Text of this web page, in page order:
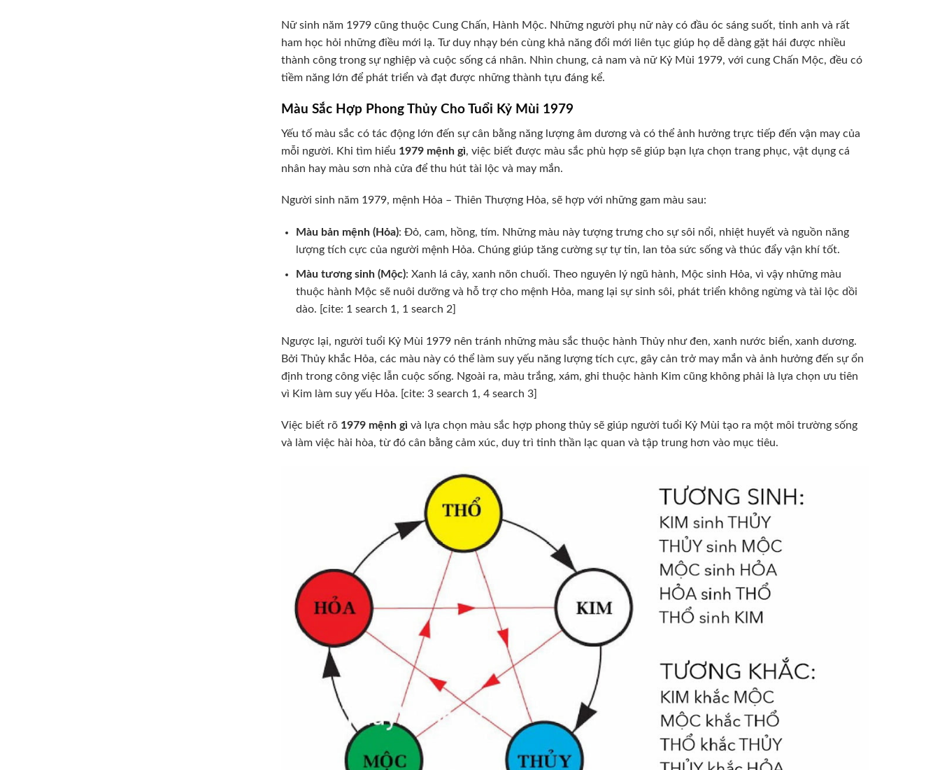
Nữ sinh năm 1979 cũng thuộc Cung Chấn, Hành Mộc. Những người phụ nữ này có đầu óc sáng suốt, tinh anh và rất
ham học hỏi những điều mới lạ. Tư duy nhạy bén cùng khả năng đổi mới liên tục giúp họ dễ dàng gặt hái được nhiều
thành công trong sự nghiệp và cuộc sống cá nhân. Nhìn chung, cả nam và nữ Kỷ Mùi 1979, với cung Chấn Mộc, đều có
tiềm năng lớn để phát triển và đạt được những thành tựu đáng kể.
Màu Sắc Hợp Phong Thủy Cho Tuổi Kỷ Mùi 1979
Yếu tố màu sắc có tác động lớn đến sự cân bằng năng lượng âm dương và có thể ảnh hưởng trực tiếp đến vận may của
mỗi người. Khi tìm hiểu 1979 mệnh gì, việc biết được màu sắc phù hợp sẽ giúp bạn lựa chọn trang phục, vật dụng cá
nhân hay màu sơn nhà cửa để thu hút tài lộc và may mắn.
Người sinh năm 1979, mệnh Hỏa – Thiên Thượng Hỏa, sẽ hợp với những gam màu sau:
Màu bản mệnh (Hỏa): Đỏ, cam, hồng, tím. Những màu này tượng trưng cho sự sôi nổi, nhiệt huyết và nguồn năng
lượng tích cực của người mệnh Hỏa. Chúng giúp tăng cường sự tự tin, lan tỏa sức sống và thúc đẩy vận khí tốt.
Màu tương sinh (Mộc): Xanh lá cây, xanh nõn chuối. Theo nguyên lý ngũ hành, Mộc sinh Hỏa, vì vậy những màu
thuộc hành Mộc sẽ nuôi dưỡng và hỗ trợ cho mệnh Hỏa, mang lại sự sinh sôi, phát triển không ngừng và tài lộc dồi
dào. [cite: 1 search 1, 1 search 2]
Ngược lại, người tuổi Kỷ Mùi 1979 nên tránh những màu sắc thuộc hành Thủy như đen, xanh nước biển, xanh dương.
Bởi Thủy khắc Hỏa, các màu này có thể làm suy yếu năng lượng tích cực, gây cản trở may mắn và ảnh hưởng đến sự ổn
định trong công việc lẫn cuộc sống. Ngoài ra, màu trắng, xám, ghi thuộc hành Kim cũng không phải là lựa chọn ưu tiên
vì Kim làm suy yếu Hỏa. [cite: 3 search 1, 4 search 3]
Việc biết rõ 1979 mệnh gì và lựa chọn màu sắc hợp phong thủy sẽ giúp người tuổi Kỷ Mùi tạo ra một môi trường sống
và làm việc hài hòa, từ đó cân bằng cảm xúc, duy trì tinh thần lạc quan và tập trung hơn vào mục tiêu.